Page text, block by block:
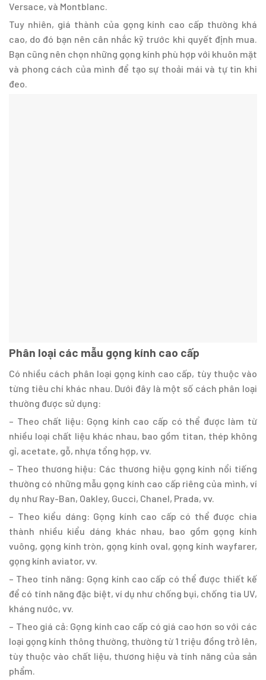
Versace, và Montblanc.
Tuy nhiên, giá thành của gọng kính cao cấp thường khá
cao, do đó bạn nên cân nhắc kỹ trước khi quyết định mua.
Bạn cũng nên chọn những gọng kính phù hợp với khuôn mặt
và phong cách của mình để tạo sự thoải mái và tự tin khi
đeo.
Phân loại các mẫu gọng kính cao cấp
Có nhiều cách phân loại gọng kính cao cấp, tùy thuộc vào
từng tiêu chí khác nhau. Dưới đây là một số cách phân loại
thường được sử dụng:
– Theo chất liệu: Gọng kính cao cấp có thể được làm từ
nhiều loại chất liệu khác nhau, bao gồm titan, thép không
gỉ, acetate, gỗ, nhựa tổng hợp, vv.
– Theo thương hiệu: Các thương hiệu gọng kính nổi tiếng
thường có những mẫu gọng kính cao cấp riêng của mình, ví
dụ như Ray-Ban, Oakley, Gucci, Chanel, Prada, vv.
– Theo kiểu dáng: Gọng kính cao cấp có thể được chia
thành nhiều kiểu dáng khác nhau, bao gồm gọng kính
vuông, gọng kính tròn, gọng kính oval, gọng kính wayfarer,
gọng kính aviator, vv.
– Theo tính năng: Gọng kính cao cấp có thể được thiết kế
để có tính năng đặc biệt, ví dụ như chống bụi, chống tia UV,
kháng nước, vv.
– Theo giá cả: Gọng kính cao cấp có giá cao hơn so với các
loại gọng kính thông thường, thường từ 1 triệu đồng trở lên,
tùy thuộc vào chất liệu, thương hiệu và tính năng của sản
phẩm.